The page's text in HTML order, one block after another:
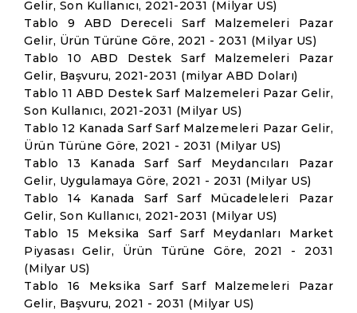
Gelir, Son Kullanıcı, 2021-2031 (Milyar US)
Tablo 9 ABD Dereceli Sarf Malzemeleri Pazar
Gelir, Ürün Türüne Göre, 2021 - 2031 (Milyar US)
Tablo 10 ABD Destek Sarf Malzemeleri Pazar
Gelir, Başvuru, 2021-2031 (milyar ABD Doları)
Tablo 11 ABD Destek Sarf Malzemeleri Pazar Gelir,
Son Kullanıcı, 2021-2031 (Milyar US)
Tablo 12 Kanada Sarf Sarf Malzemeleri Pazar Gelir,
Ürün Türüne Göre, 2021 - 2031 (Milyar US)
Tablo 13 Kanada Sarf Sarf Meydancıları Pazar
Gelir, Uygulamaya Göre, 2021 - 2031 (Milyar US)
Tablo 14 Kanada Sarf Sarf Mücadeleleri Pazar
Gelir, Son Kullanıcı, 2021-2031 (Milyar US)
Tablo 15 Meksika Sarf Sarf Meydanları Market
Piyasası Gelir, Ürün Türüne Göre, 2021 - 2031
(Milyar US)
Tablo 16 Meksika Sarf Sarf Malzemeleri Pazar
Gelir, Başvuru, 2021 - 2031 (Milyar US)